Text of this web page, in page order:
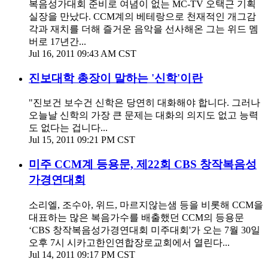
복음성가대회 준비로 여념이 없는 MC-TV 오택근 기획
실장을 만났다. CCM계의 베테랑으로 천재적인 개그감
각과 재치를 더해 즐거운 음악을 선사해온 그는 위드 멤
버로 17년간...
Jul 16, 2011 09:43 AM CST
진보대학 총장이 말하는 '신학'이란
"진보건 보수건 신학은 당연히 대화해야 합니다. 그러나
오늘날 신학의 가장 큰 문제는 대화의 의지도 없고 능력
도 없다는 겁니다...
Jul 15, 2011 09:21 PM CST
미주 CCM계 등용문, 제22회 CBS 창작복음성
가경연대회
소리엘, 조수아, 위드, 마르지않는샘 등을 비롯해 CCM을
대표하는 많은 복음가수를 배출했던 CCM의 등용문
‘CBS 창작복음성가경연대회 미주대회'가 오는 7월 30일
오후 7시 시카고한인연합장로교회에서 열린다...
Jul 14, 2011 09:17 PM CST